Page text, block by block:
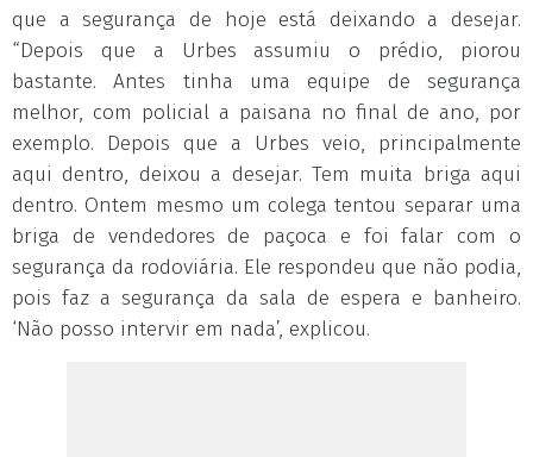
que a segurança de hoje está deixando a desejar.
“Depois que a Urbes assumiu o prédio, piorou
bastante. Antes tinha uma equipe de segurança
melhor, com policial a paisana no final de ano, por
exemplo. Depois que a Urbes veio, principalmente
aqui dentro, deixou a desejar. Tem muita briga aqui
dentro. Ontem mesmo um colega tentou separar uma
briga de vendedores de paçoca e foi falar com o
segurança da rodoviária. Ele respondeu que não podia,
pois faz a segurança da sala de espera e banheiro.
‘Não posso intervir em nada’, explicou.